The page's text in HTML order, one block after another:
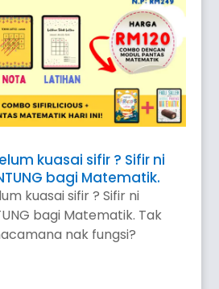
kuasai sifir ? Sifir ni
bagi Matematik.
kuasai sifir ? Sifir ni
bagi Matematik. Tak
nak fungsi?